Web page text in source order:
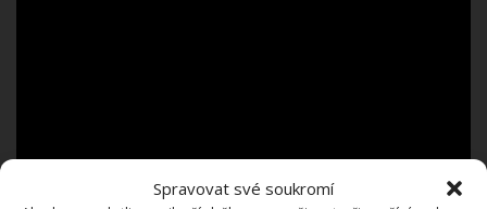
Spravovat své soukromí